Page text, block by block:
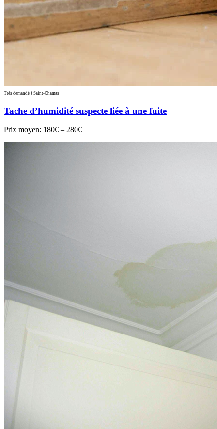
Très demandé à Saint-Chamas
Tache d’humidité suspecte liée à une fuite
Prix moyen: 180€ – 280€